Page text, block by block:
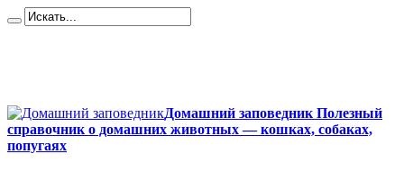
Домашний заповедник Полезный
справочник о домашних животных — кошках, собаках,
попугаях